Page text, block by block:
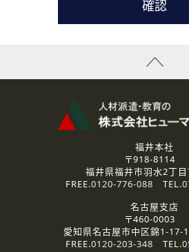
( 3 ) スタッフ派遣を検討されている企業
お問い合わせの内容に回答するため
なお、ご連絡手段は、電話・Ｅメール
資料送付、受講相談に関するご連絡
その他、お問い合わせの内容に回答
なお、ご連絡手段は、電話・Ｅメール
2.個人情報の第三者提供
ご提供いただいた個人情報は、法令等の
3.個人情報の取り扱いの委託
弊社の定める個人情報保護の評価基準
人情報を委託する場合があります。
福井本社
〒918-8114
福井県福井市羽水2丁
FREE.0120-776-088 TEL.
名古屋支店
〒460-0003
愛知県名古屋市中区錦1-17-
FREE.0120-203-348 TEL.